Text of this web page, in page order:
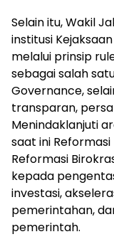
Selain itu, Wakil
institusi
melalui prinsip
sebagai salah
Governance,
transparan,
Menindaklanjuti
saat ini
Reformasi
kepada
investasi,
pemerintahan,
pemerintah.